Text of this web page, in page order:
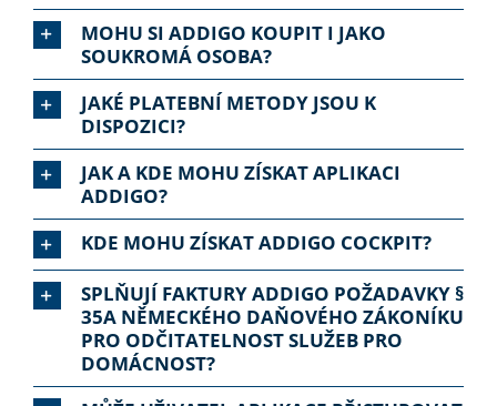
MOHU SI ADDIGO KOUPIT I JAKO
SOUKROMÁ OSOBA?
JAKÉ PLATEBNÍ METODY JSOU K
DISPOZICI?
JAK A KDE MOHU ZÍSKAT APLIKACI
ADDIGO?
KDE MOHU ZÍSKAT ADDIGO COCKPIT?
SPLŇUJÍ FAKTURY ADDIGO POŽADAVKY §
35A NĚMECKÉHO DAŇOVÉHO ZÁKONÍKU
PRO ODČITATELNOST SLUŽEB PRO
DOMÁCNOST?